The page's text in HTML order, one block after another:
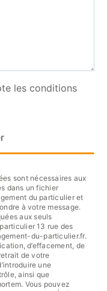
les conditions
sont nécessaires aux
dans un fichier
du particulier et
à votre message.
aux seuls
13 rue des
du-particulier.fr.
d’effacement, de
de votre
une
ainsi que
Vous pouvez